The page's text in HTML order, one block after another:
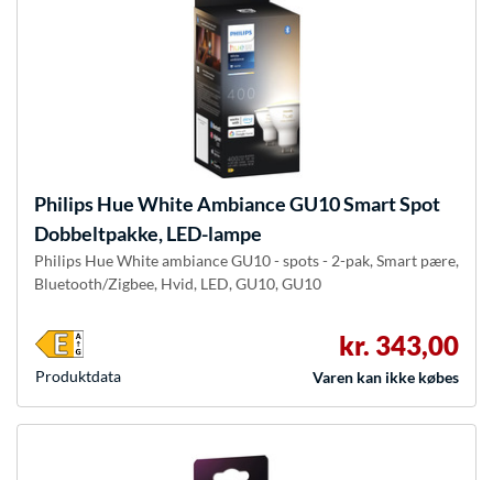
Philips HueWhite Ambiance GU10 Smart Spot
Dobbeltpakke, LED-lampe
Philips Hue White ambiance GU10 - spots - 2-pak, Smart pære,
Bluetooth/Zigbee, Hvid, LED, GU10, GU10
kr. 343,00
Varen kan ikke købes
Produkt­data